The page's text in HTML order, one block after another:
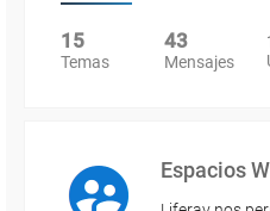
15
Temas
43
Mensajes
Espacios